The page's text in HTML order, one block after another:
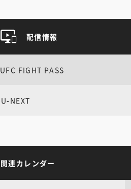
配信情報
UFC FIGHT PASS
U-NEXT
関連カレンダー